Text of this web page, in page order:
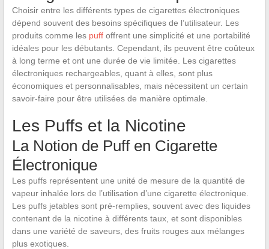
Choisir entre les différents types de cigarettes électroniques
dépend souvent des besoins spécifiques de l’utilisateur. Les
produits comme les puffoffrent une simplicité et une portabilité
idéales pour les débutants. Cependant, ils peuvent être coûteux
à long terme et ont une durée de vie limitée. Les cigarettes
électroniques rechargeables, quant à elles, sont plus
économiques et personnalisables, mais nécessitent un certain
savoir-faire pour être utilisées de manière optimale.
Les Puffs et la Nicotine
La Notion de Puff en Cigarette
Électronique
Les puffs représentent une unité de mesure de la quantité de
vapeur inhalée lors de l’utilisation d’une cigarette électronique.
Les puffs jetables sont pré-remplies, souvent avec des liquides
contenant de la nicotine à différents taux, et sont disponibles
dans une variété de saveurs, des fruits rouges aux mélanges
plus exotiques.